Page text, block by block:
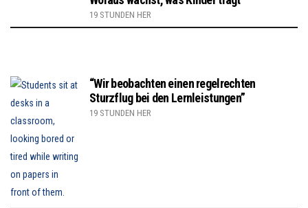
19 STUNDEN HER
“Wir beobachten einen regelrechten
Sturzflug bei den Lernleistungen”
19 STUNDEN HER